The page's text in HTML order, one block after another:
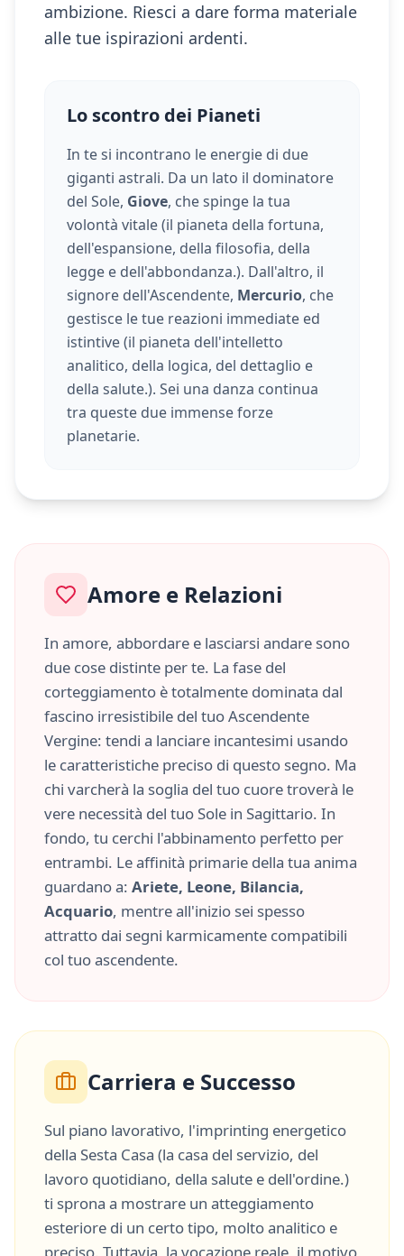
ambizione. Riesci a dare forma materiale
alle tue ispirazioni ardenti.
Lo scontro dei Pianeti
In te si incontrano le energie di due
giganti astrali. Da un lato il dominatore
del Sole, Giove, che spinge la tua
volontà vitale (il pianeta della fortuna,
dell'espansione, della filosofia, della
legge e dell'abbondanza.). Dall'altro, il
signore dell'Ascendente, Mercurio, che
gestisce le tue reazioni immediate ed
istintive (il pianeta dell'intelletto
analitico, della logica, del dettaglio e
della salute.). Sei una danza continua
tra queste due immense forze
planetarie.
Amore e Relazioni
In amore, abbordare e lasciarsi andare sono
due cose distinte per te. La fase del
corteggiamento è totalmente dominata dal
fascino irresistibile del tuo Ascendente
Vergine: tendi a lanciare incantesimi usando
le caratteristiche preciso di questo segno. Ma
chi varcherà la soglia del tuo cuore troverà le
vere necessità del tuo Sole in Sagittario. In
fondo, tu cerchi l'abbinamento perfetto per
entrambi. Le affinità primarie della tua anima
guardano a: Ariete, Leone, Bilancia,
Acquario, mentre all'inizio sei spesso
attratto dai segni karmicamente compatibili
col tuo ascendente.
Carriera e Successo
Sul piano lavorativo, l'imprinting energetico
della Sesta Casa (la casa del servizio, del
lavoro quotidiano, della salute e dell'ordine.)
ti sprona a mostrare un atteggiamento
esteriore di un certo tipo, moltoanalitico e